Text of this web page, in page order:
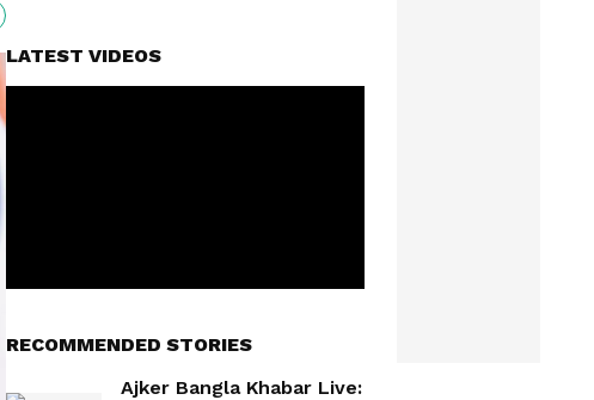
LATEST VIDEOS
RECOMMENDED STORIES
Ajker Bangla Khabar Live: